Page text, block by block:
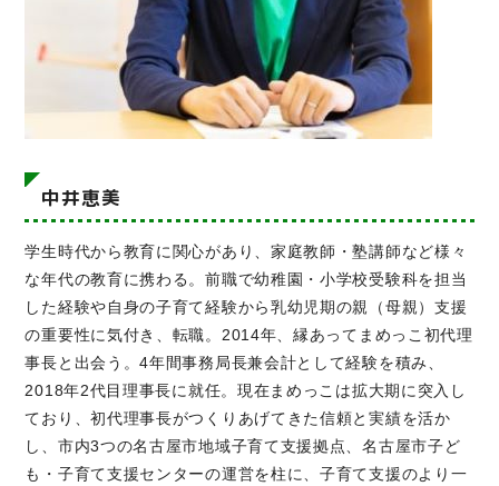
中井恵美
学生時代から教育に関心があり、家庭教師・塾講師など様々
な年代の教育に携わる。前職で幼稚園・小学校受験科を担当
した経験や自身の子育て経験から乳幼児期の親（母親）支援
の重要性に気付き、転職。2014年、縁あってまめっこ初代理
事長と出会う。4年間事務局長兼会計として経験を積み、
2018年2代目理事長に就任。現在まめっこは拡大期に突入し
ており、初代理事長がつくりあげてきた信頼と実績を活か
し、市内3つの名古屋市地域子育て支援拠点、名古屋市子ど
も・子育て支援センターの運営を柱に、子育て支援のより一